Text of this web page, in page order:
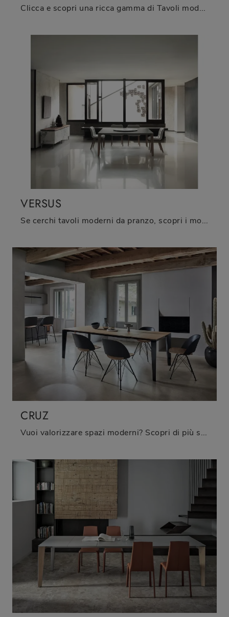
Clicca e scopri una ricca gamma di Tavoli moderni allungabili da cucina! Il modello Mago di Bontempi ti aspetta.
VERSUS
Se cerchi tavoli moderni da pranzo, scopri i modelli fissi di Bontempi: clicca e scopri il modello Versus in vetro.
CRUZ
Vuoi valorizzare spazi moderni? Scopri di più sui tavoli moderni allungabili: il modello da pranzo Cruz ti attende.